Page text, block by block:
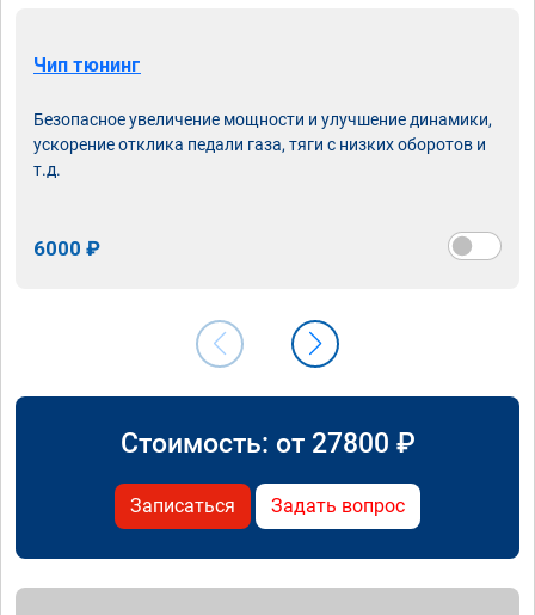
Чип тюнинг
Безопасное увеличение мощности и улучшение динамики,
ускорение отклика педали газа, тяги с низких оборотов и
т.д.
6000 ₽
Стоимость: от 27800 ₽
Записаться Задать вопрос